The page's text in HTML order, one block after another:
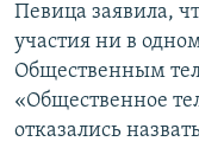
Певица заявила,
участия ни в
Общественным
«Общественное
отказались